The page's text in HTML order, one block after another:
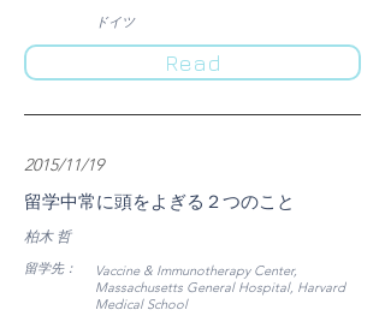
​ドイツ
Read
2015/11/19
留学中常に頭をよぎる２つのこと
柏木 哲
​留学先：
Vaccine & Immunotherapy Center,
Massachusetts General Hospital, Harvard
Medical School